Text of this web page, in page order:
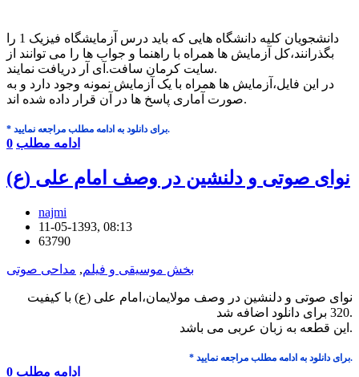
دانشجویان کلیه دانشگاه هایی که باید درس آزمایشگاه فیزیک 1 را
بگذرانند،کل آزمایش ها همراه با راهنما و جواب ها را می توانند از
سایت کرمان سافت.آی آر دریافت نمایند.
در این فایل،آزمایش ها همراه با یک آزمایش نمونه وجود دارد و به
صورت آماری پاسخ ها در آن قرار داده شده اند.
* برای دانلود به ادامه مطلب مراجعه نمایید.
0 ادامه مطلب
نوای صوتی و دلنشین در وصف امام علی (ع)
najmi
11-05-1393, 08:13
63790
بخش موسیقی و فیلم, مداحی صوتی
نوای صوتی و دلنشین در وصف مولایمان،امام علی (ع) با کیفیت
320 برای دانلود اضافه شد.
این قطعه به زبان عربی می باشد.
* برای دانلود به ادامه مطلب مراجعه نمایید.
0 ادامه مطلب